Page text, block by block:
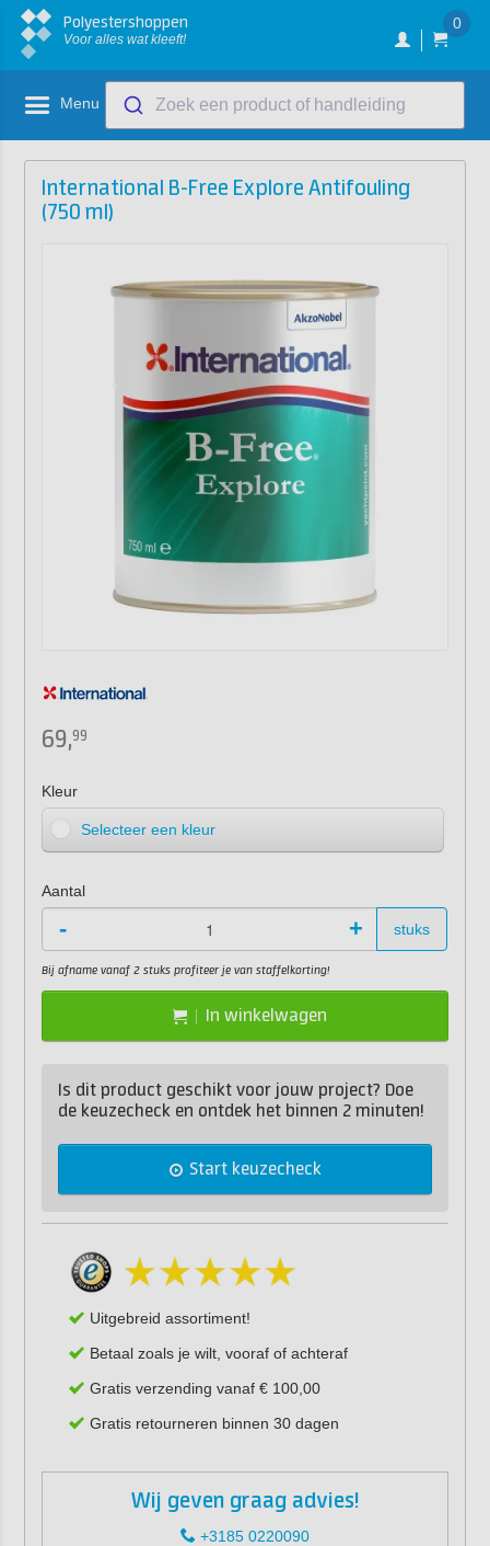
Polyestershoppen
Voor alles wat kleeft!
0
Menu Zoek een product of handleiding
International B-Free Explore Antifouling
(750 ml)
69,99
Kleur
Selecteer een kleur
Aantal
- + stuks
Bij afname vanaf 2 stuks profiteer je van staffelkorting!
In winkelwagen
Is dit product geschikt voor jouw project? Doe
de keuzecheck en ontdek het binnen 2 minuten!
Start keuzecheck
Uitgebreid assortiment!
Betaal zoals je wilt, vooraf of achteraf
Gratis verzending vanaf € 100,00
Gratis retourneren binnen 30 dagen
Wij geven graag advies!
+3185 0220090